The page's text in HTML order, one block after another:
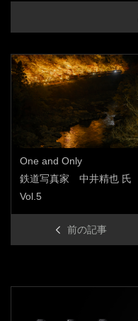
One and Only
鉄道写真家 中井精也 氏
Vol.5
前の記事